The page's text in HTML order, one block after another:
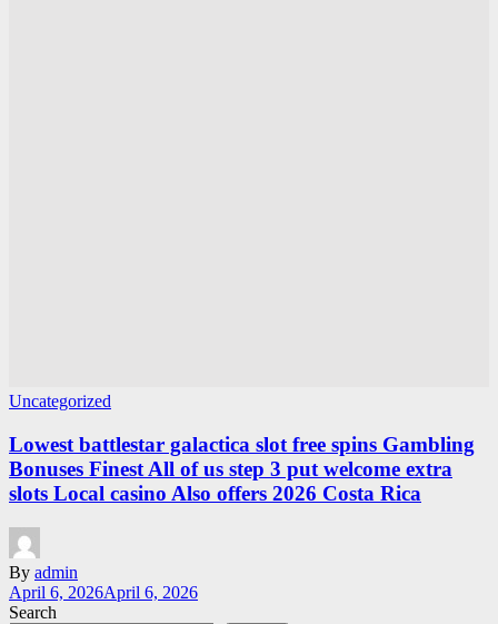
Uncategorized
Lowest battlestar galactica slot free spins Gambling
Bonuses Finest All of us step 3 put welcome extra
slots Local casino Also offers 2026 Costa Rica
By admin
April 6, 2026April 6, 2026
Search